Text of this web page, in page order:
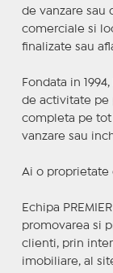
de vanzare sau
comerciale si
finalizate sau
Fondata in
de activitate pe
completa pe tot
vanzare sau
Ai o proprietate
Echipa
promovarea si
clienti, prin
imobiliare, al